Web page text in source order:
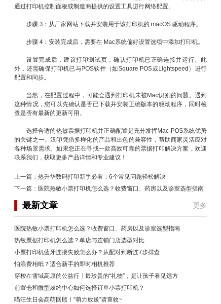
通过打印机控制面板或制造商提供的设置工具进行网络配置。
步骤 3：从厂家网站下载并安装用于该打印机的 macOS 驱动程序。
步骤 4：安装完成后，需要在 Mac系统偏好设置选项中添加打印机。
设置完成后，建议打印测试页，确认打印机已正确连接并运行。此
外，还需确保打印机已与POS软件（如Square POS或Lightspeed）进行
配置和同步。
当然，在配置过程中，可能会遇到打印机未被Mac识别的问题。遇到
这种情况，您可以先确认是否已下载并安装正确版本的驱动程序，同时检
查是否有最新的更新可用。
选择合适的热敏票据打印机并正确配置是充分发挥Mac POS系统优势
的关键之一。汉印凭借多样化的产品和出色的兼容性，帮助商家灵活应对
各种场景需求。如果您正在寻找一款高效可靠的票据打印解决方案，欢迎
联系我们，获取更多产品详情和专业建议！
上一篇： 热升华数码打印新手必看：6个常见问题轻松解决
下一篇： 医院热敏小票打印机怎么选？收费窗口、药房以及诊室选型指南
最新文章 更多
医院热敏小票打印机怎么选？收费窗口、药房以及诊室选型指南
热敏票据打印机怎么选？单店与连锁门店选型对比
小票打印机蓝牙连接失败怎么办？从配对到断连7步排查
怕浪费相纸？适合新手的即时相机推荐
穿梭在雪域高原的公益行丨最珍贵的“礼物”，是让孩子看见远方
前置仓和微型履约中心如何选择订单小票打印机？
喵汪生日会高萌回顾！“萌力放送”请查收~